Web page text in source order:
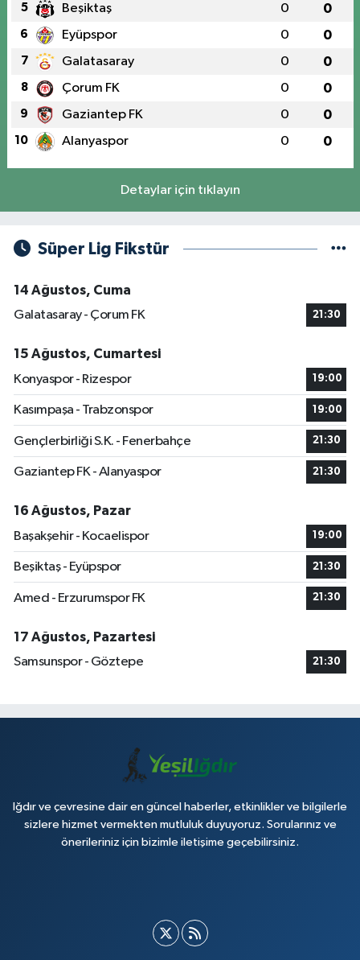
5 Beşiktaş 0 0
6 Eyüpspor 0 0
7 Galatasaray 0 0
8 Çorum FK 0 0
9 Gaziantep FK 0 0
10 Alanyaspor 0 0
Detaylar için tıklayın
Süper Lig Fikstür
14 Ağustos, Cuma
Galatasaray - Çorum FK
21:30
15 Ağustos, Cumartesi
Konyaspor - Rizespor
19:00
Kasımpaşa - Trabzonspor 19:00
Gençlerbirliği S.K. - Fenerbahçe 21:30
Gaziantep FK - Alanyaspor 21:30
16 Ağustos, Pazar
Başakşehir - Kocaelispor
19:00
Beşiktaş - Eyüpspor 21:30
Amed - Erzurumspor FK 21:30
17 Ağustos, Pazartesi
Samsunspor - Göztepe
21:30
Iğdır ve çevresine dair en güncel haberler, etkinlikler ve bilgilerle
sizlere hizmet vermekten mutluluk duyuyoruz. Sorularınız ve
önerileriniz için bizimle iletişime geçebilirsiniz.